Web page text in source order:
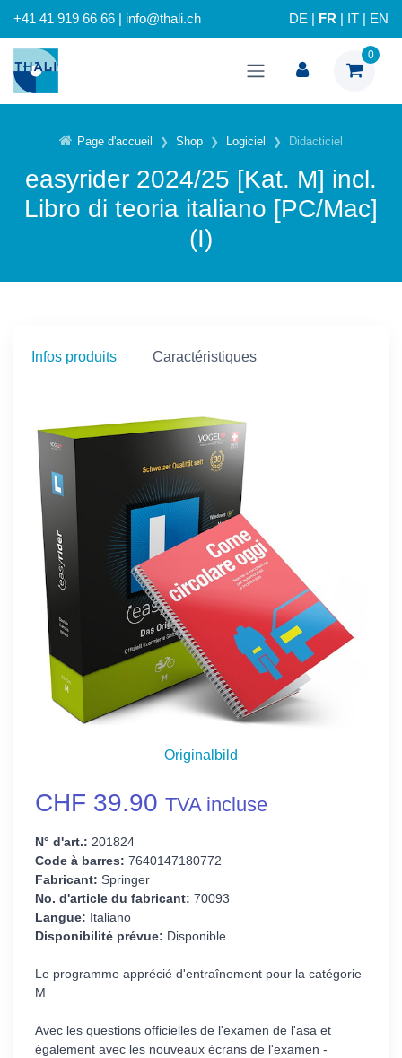
+41 41 919 66 66 | info@thali.ch DE FR IT EN
0
Page d'accueil Shop Logiciel Didacticiel
easyrider 2024/25 [Kat. M] incl.
Libro di teoria italiano [PC/Mac]
(I)
Infos produits Caractéristiques
Originalbild
CHF 39.90 TVA incluse
N° d'art.: 201824
Code à barres: 7640147180772
Fabricant: Springer
No. d'article du fabricant: 70093
Langue: Italiano
Disponibilité prévue: Disponible
Le programme apprécié d'entraînement pour la catégorie
M
Avec les questions officielles de l'examen de l'asa et
également avec les nouveaux écrans de l'examen -